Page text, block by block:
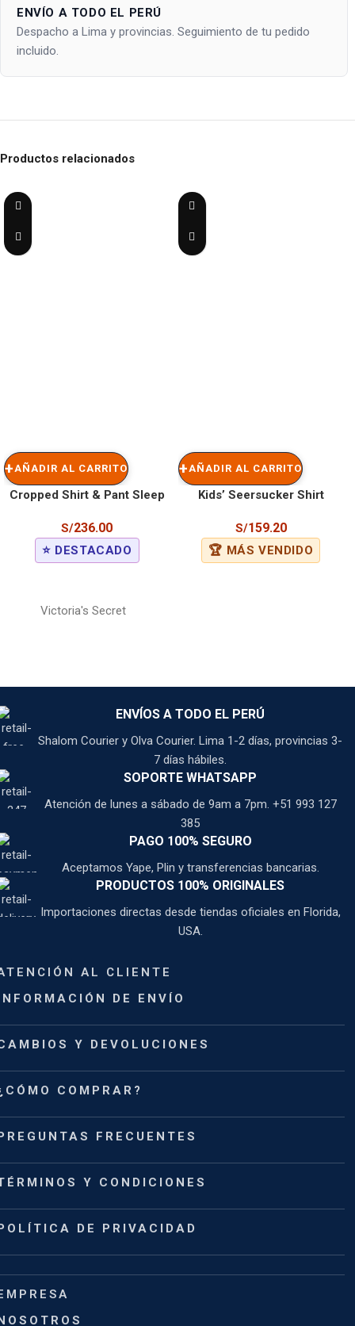
ENVÍO A TODO EL PERÚ
Despacho a Lima y provincias. Seguimiento de tu pedido
incluido.
Productos relacionados
AÑADIR AL CARRITO
Cropped Shirt & Pant Sleep
S/236.00
⭐ DESTACADO
AÑADIR AL CARRITO
Kids’ Seersucker Shirt
S/159.20
🏆 MÁS VENDIDO
Victoria's Secret
ENVÍOS A TODO EL PERÚ
Shalom Courier y Olva Courier. Lima 1-2 días, provincias 3-
7 días hábiles.
SOPORTE WHATSAPP
Atención de lunes a sábado de 9am a 7pm. +51 993 127
385
PAGO 100% SEGURO
Aceptamos Yape, Plin y transferencias bancarias.
PRODUCTOS 100% ORIGINALES
Importaciones directas desde tiendas oficiales en Florida,
USA.
AL CLIENTE
DE ENVÍO
Y DEVOLUCIONES
COMPRAR?
FRECUENTES
Y CONDICIONES
DE PRIVACIDAD